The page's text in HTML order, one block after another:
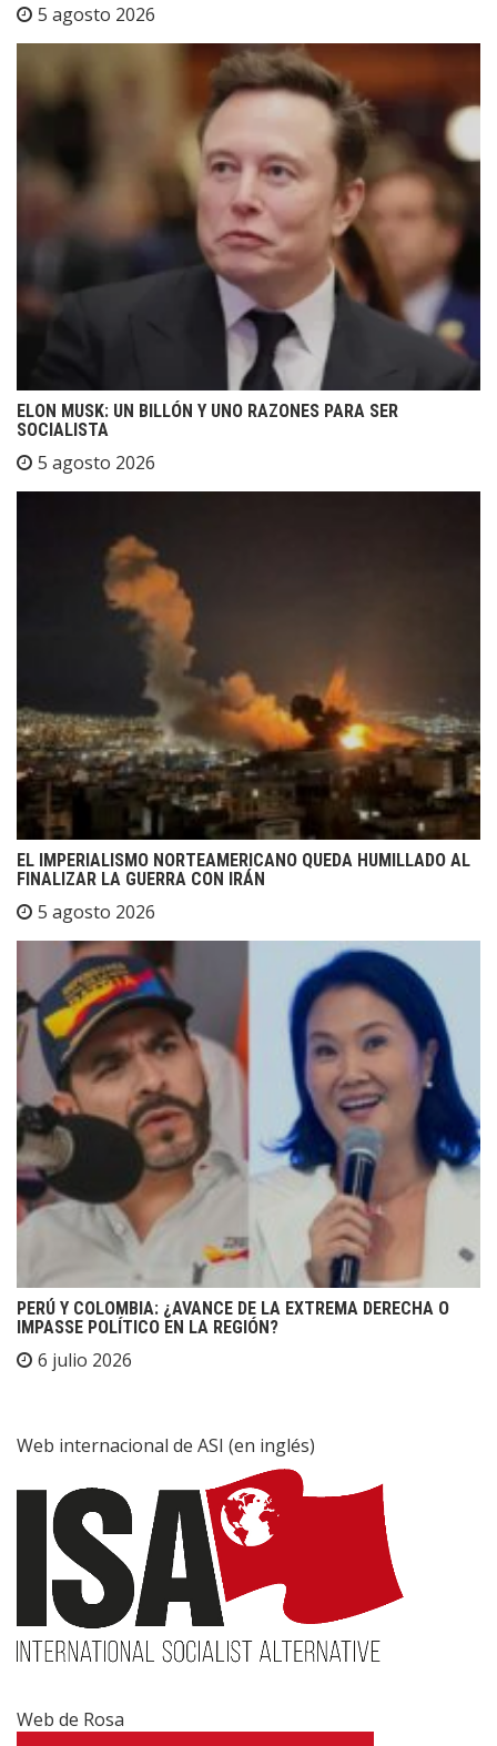
5 agosto 2026
ELON MUSK: UN BILLÓN Y UNO RAZONES PARA SER
SOCIALISTA
5 agosto 2026
EL IMPERIALISMO NORTEAMERICANO QUEDA HUMILLADO AL
FINALIZAR LA GUERRA CON IRÁN
5 agosto 2026
PERÚ Y COLOMBIA: ¿AVANCE DE LA EXTREMA DERECHA O
IMPASSE POLÍTICO EN LA REGIÓN?
6 julio 2026
Web internacional de ASI (en inglés)
Web de Rosa